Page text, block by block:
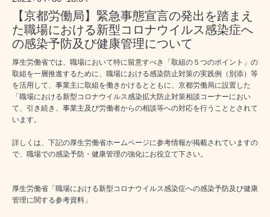
【京都労働局】緊急事態宣言の発出を踏まえ
た職場における新型コロナウイルス感染症へ
の感染予防及び健康管理について
厚生労働省では、職場において特に留意すべき「取組の５つのポイント」の
取組を一層推進するために、職場における感染防止対策の実践例（別添）等
を活用して、事業主に取組を働きかけるとともに、京都労働局に設置した
「職場における新型コロナウイルス感染拡大防止対策相談コーナーにおい
て、引き続き、事業主及び労働者からの相談等への対応を行うこととされて
います。
詳しくは、下記の厚生労働省ホームページに参考情報が掲載されていますの
で、職場での感染予防・健康管理の強化にお役立て下さい。
厚生労働省「職場における新型コロナウイルス感染症への感染予防及び健康
管理に関する参考資料」